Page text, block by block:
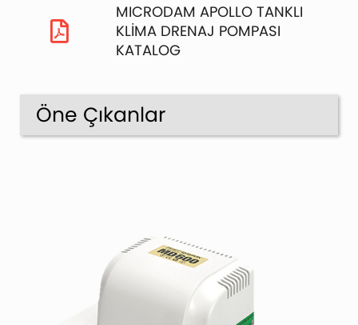
MICRODAM APOLLO TANKLI
KLİMA DRENAJ POMPASI
KATALOG
Öne Çıkanlar